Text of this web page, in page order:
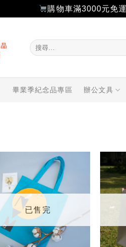
購物車滿3000元免
搜
尋
畢業季紀念品專區 辦公文具
望輕
已售完